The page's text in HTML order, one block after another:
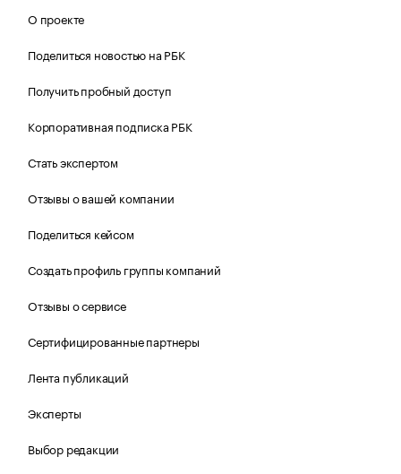
О проекте
Поделиться новостью на РБК
Получить пробный доступ
Корпоративная подписка РБК
Стать экспертом
Отзывы о вашей компании
Поделиться кейсом
Создать профиль группы компаний
Отзывы о сервисе
Сертифицированные партнеры
Лента публикаций
Эксперты
Выбор редакции